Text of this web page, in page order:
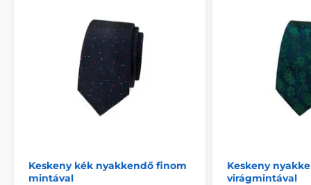
Keskeny kék nyakkendő finom
mintával
Keskeny
virágmintával